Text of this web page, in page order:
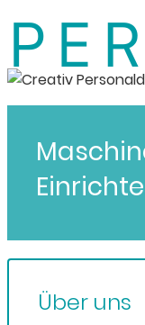
Über uns